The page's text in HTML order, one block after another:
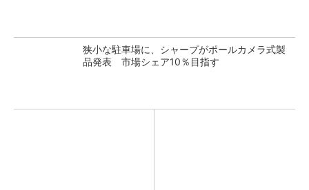
狭小な駐車場に、シャープがポールカメラ式製
品発表 市場シェア10％目指す